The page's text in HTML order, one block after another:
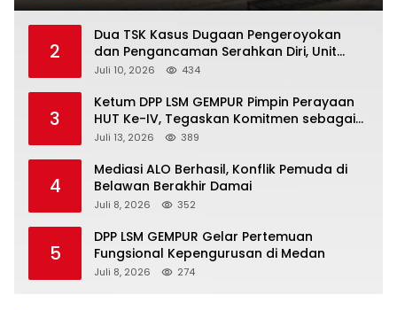
2
Dua TSK Kasus Dugaan Pengeroyokan
dan Pengancaman Serahkan Diri, Unit
Reskrim Polsek Lolowau Tuntaskan
Juli 10, 2026 434
3
Ketum DPP LSM GEMPUR Pimpin Perayaan
HUT Ke-IV, Tegaskan Komitmen sebagai
Mitra Pemerintah dan Corong Aspirasi
Juli 13, 2026 389
4
Mediasi ALO Berhasil, Konflik Pemuda di
Belawan Berakhir Damai
Juli 8, 2026 352
5
DPP LSM GEMPUR Gelar Pertemuan
Fungsional Kepengurusan di Medan
Juli 8, 2026 274